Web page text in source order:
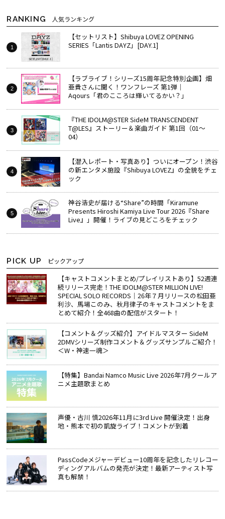
RANKING 人気ランキング
【セットリスト】Shibuya LOVEZ OPENING
SERIES「Lantis DAYZ」[DAY.1]
【ラブライブ！シリーズ15周年記念特別企画】畑
亜貴さんに聞く！ワンフレーズ 第1弾｜
Aqours「君のこころは輝いてるかい？」
『THE IDOLM@STER SideM TRANSCENDENT
T@LES』ストーリー＆楽曲ガイド 第1回（01～
04）
【潜入レポート・写真あり】ついにオープン！渋谷
の新エンタメ施設『Shibuya LOVEZ』の全貌をチェ
ック
神谷浩史が届ける“Share”の時間――「Kiramune
Presents Hiroshi Kamiya Live Tour 2026『Share
Live』」開催！ライブの見どころをチェック
PICK UP ピックアップ
【キャストコメントまとめ/プレイリストあり】52週連
続リリース完走！THE IDOLM@STER MILLION LIVE!
SPECIAL SOLO RECORDS│26年７月リリースの松田亜
利沙、馬場このみ、秋月律子のキャストコメントをま
とめて紹介！全468曲の配信がスタート！
【コメント＆グッズ紹介】アイドルマスター SideM
2DMVシリーズ制作コメント＆グッズサンプルご紹介！
＜W・神速一魂＞
【特集】Bandai Namco Music Live 2026年7月クールア
ニメ主題歌まとめ
声優・古川 慎2026年11月に3rd Live 開催決定！出身
地・熊本で初の凱旋ライブ！コメントが到着
PassCodeメジャーデビュー10周年を記念したリレコー
ディングアルバムの発売が決定！最新アーティスト写
真も解禁！